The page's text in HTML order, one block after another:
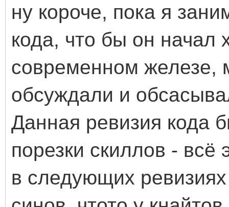
ну короче, пока я
кода, что бы он начал
современном железе,
обсуждали и
Данная ревизия кода
порезки скиллов -
в следующих